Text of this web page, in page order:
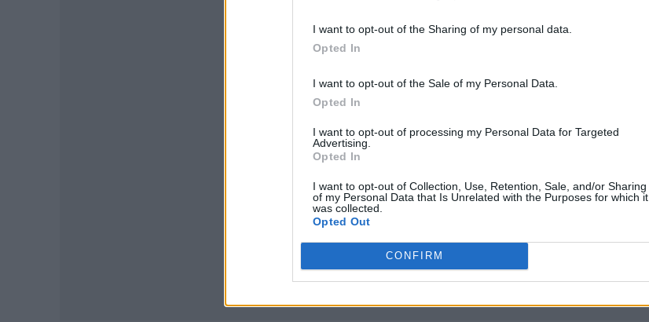
I want to opt-out of the Sharing of my personal data.
Opted In
I want to opt-out of the Sale of my Personal Data.
Opted In
I want to opt-out of processing my Personal Data for Targeted
Advertising.
Opted In
I want to opt-out of Collection, Use, Retention, Sale, and/or Sharing
of my Personal Data that Is Unrelated with the Purposes for which it
was collected.
Opted Out
CONFIRM
Publicidad